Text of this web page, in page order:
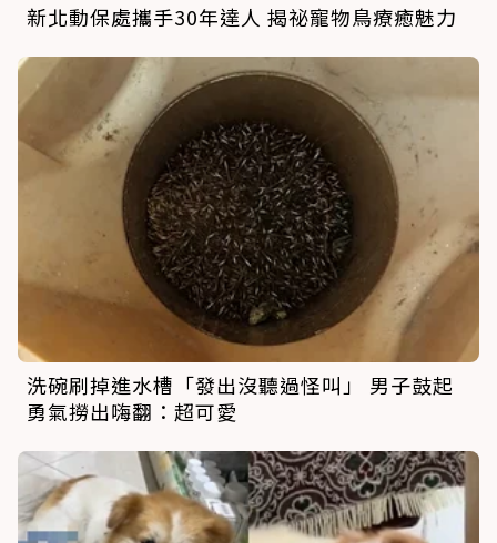
新北動保處攜手30年達人 揭祕寵物鳥療癒魅力
洗碗刷掉進水槽「發出沒聽過怪叫」 男子鼓起
勇氣撈出嗨翻：超可愛